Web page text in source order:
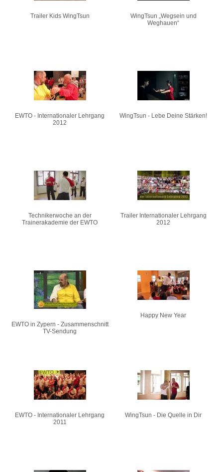
Trailer Kids WingTsun
WingTsun „Wegsein und
Weghauen“
EWTO - Internationaler Lehrgang
2012
WingTsun - Lebe Deine Stärken!
Technikerwoche an der
Trainerakademie der EWTO
Trailer Internationaler Lehrgang
2012
EWTO in Zypern - Zusammenschnitt
TV-Sendung
Happy New Year
EWTO - Internationaler Lehrgang
2011
WingTsun - Die Quelle in Dir